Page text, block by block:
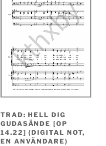
TRAD: HELL DIG
GUDASÄNDE [OP
14.22] (DIGITAL NOT,
EN ANVÄNDARE)